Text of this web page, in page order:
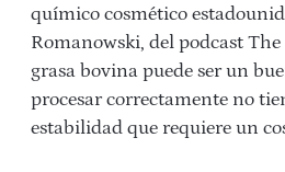
químico cosmético
Romanowski, del podcast
grasa bovina puede ser un
procesar correctamente no
estabilidad que requiere un